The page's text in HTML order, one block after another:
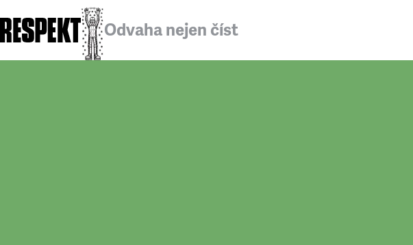
Odvaha nejen číst